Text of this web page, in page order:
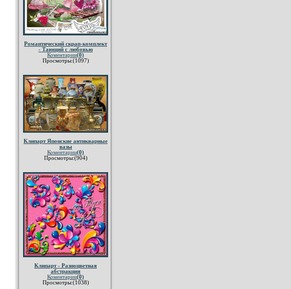
Романтический скрап-комплект
- Тающий с любовью
Коментарии(0)
Просмотры:(1097)
Клипарт Японские антикварные
вазы
Коментарии(0)
Просмотры:(904)
Клипарт - Разноцветная
абстракция
Коментарии(0)
Просмотры:(1038)